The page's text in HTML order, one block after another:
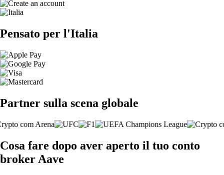
Pensato per l'Italia
Partner sulla scena globale
Cosa fare dopo aver aperto il tuo conto
broker Aave